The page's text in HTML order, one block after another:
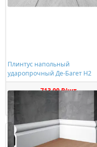
Плинтус напольный
ударопрочный Де-Багет Н2
713,00 ₽/шт